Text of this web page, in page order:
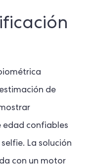
de
edad confiables
La solución
con un motor